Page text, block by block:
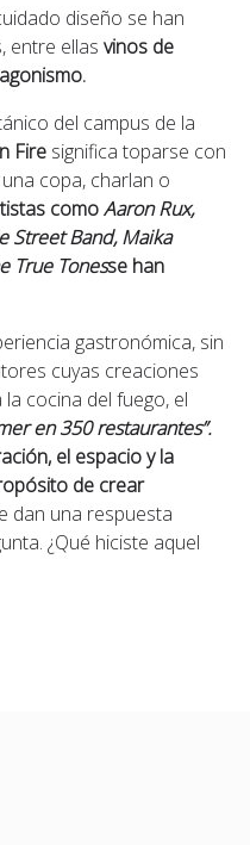
diseño se han
entre ellas vinos de
del campus de la
Fire significa toparse con
copa, charlan o
comoAaron Rux,
Street Band, Maika
True Tonesse han
gastronómica, sin
cuyas creaciones
cocina del fuego, el
en 350 restaurantes”.
el espacio y la
de crear
dan una respuesta
¿Qué hiciste aquel